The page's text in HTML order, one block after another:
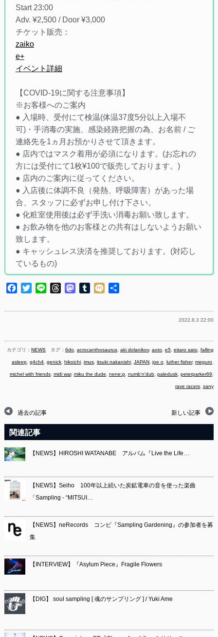
Start 23:00
Adv. ¥2,500 / Door ¥3,000
チケット販売：
zaiko
e+
イベント詳細
【COVID-19に関する注意事項】
※お客様へのご案内
● 入場時、受付にて検温(体温37度5分以上入場不
可)・手消毒の実施、感染経路把握の為、お名前 / ご
連絡先を1ヵ月お預かりさせて頂きます。
● 店内ではマスク着用が必須になります。(お忘れの
方には受付にて1枚¥100で販売しております。)
● 店内のご案内に従ってください。
● 入店後に体調不良（発熱、呼吸障害）があった場
合、スタッフに必ずお申し付け下さい。
● 化粧室使用後は必ず手洗い消毒お願い致します。
● お飲み物を他のお客様との共有はしないようお願い
致します。
● キャッシュレス決済を推奨しております。(対応し
ているもの)
Facebook
TwitterLine ThreadsMastodon
Tumblr
Mixi
2022.8.3 22:00
カテゴリ：NEWS タグ：6do ,acrocanthosaurus ,aki dolanikov,aoto ,e5 ,eitaro sato ,falling
asleep ,g4ch4 ,genick ,hikoichi ,imus ,itsuki nakanishi ,JAPAN ,joe o ,luther fisher,meguro
michel with friends ,midi war,miku the dude ,nene:p ,numb'n'dub ,paledusk ,peterparker69
rave racers ,xany
過去の記事 新しい記事
関連記事
【NEWS】HIROSHI WATANABE アルバム『Live the Life…
【NEWS】Seiho 100年以上続いた炭鉱電車の音を使った楽曲
「Sampling - “MITSUI…
【NEWS】neRecords コンピ『Sampling Gardening』の参加者を募
集
【INTERVIEW】『Asylum Piece』Fragile Flowers
【DIG】 soul sampling [ 魂のサンプリング ] / Yuki Ame